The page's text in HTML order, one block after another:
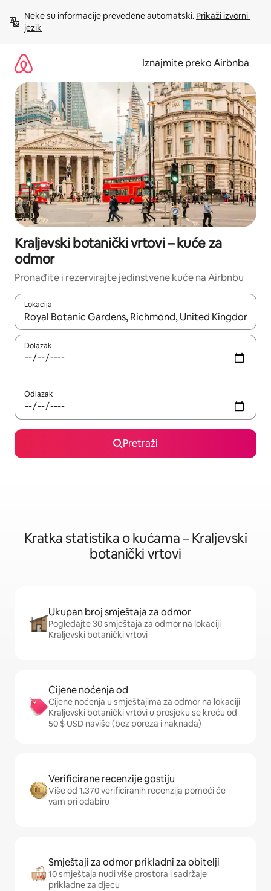
sadržaj
Neke su informacije prevedene automatski. Prikaži izvorni
jezik
Iznajmite preko Airbnba
Kraljevski botanički vrtovi – kuće za
odmor
Pronađite i rezervirajte jedinstvene kuće na Airbnbu
Lokacija
Kada budu dostupni rezultati, moći ćete ih pregledati
Dolazak
Odlazak
Pretraži
Kratka statistika o kućama – Kraljevski
botanički vrtovi
Ukupan broj smještaja za odmor
Pogledajte 30 smještaja za odmor na lokaciji
Kraljevski botanički vrtovi
Cijene noćenja od
Cijene noćenja u smještajima za odmor na lokaciji
Kraljevski botanički vrtovi u prosjeku se kreću od
50 $ USD naviše (bez poreza i naknada)
Verificirane recenzije gostiju
Više od 1.370 verificiranih recenzija pomoći će
vam pri odabiru
Smještaji za odmor prikladni za obitelji
10 smještaja nudi više prostora i sadržaje
prikladne za djecu